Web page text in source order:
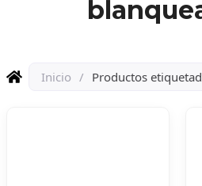
Inicio / Productos